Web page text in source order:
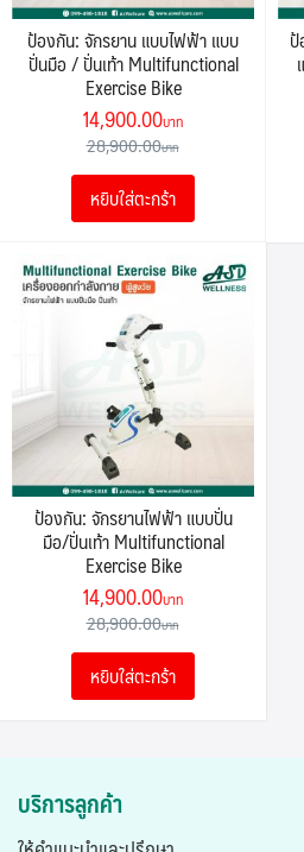
ป้องกัน: จักรยาน แบบไฟฟ้า แบบ
ปั่นมือ / ปั่นเท้า Multifunctional
Exercise Bike
28,900.00
Original
price
was:
28,900.00฿.
14,900.00
is:
หยิบใส่ตะกร้า
ป้องกัน: จักรยานไฟฟ้า แบบปั่น
มือ/ปั่นเท้า Multifunctional
Exercise Bike
28,900.00
Original
price
was:
28,900.00฿.
14,900.00
is:
หยิบใส่ตะกร้า
บริการลูกค้า